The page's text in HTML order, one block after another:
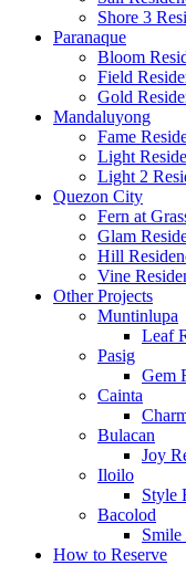
Shore 3
Paranaque
Bloom
Field
Gold
Mandaluyong
Fame
Light
Light 2
Quezon City
Fern at
Glam
Hill
Vine
Other Projects
Muntinlupa
Leaf
Pasig
Gem
Cainta
Bulacan
Joy
Iloilo
Style
Bacolod
Smile
How to Reserve